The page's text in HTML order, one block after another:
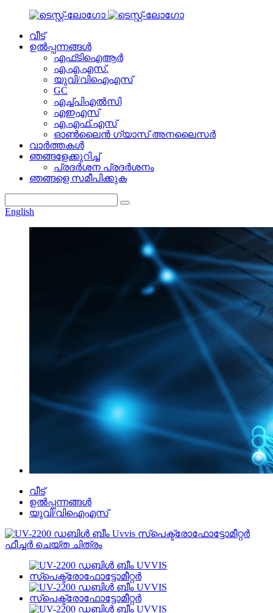
വീട്
ഉൽപ്പന്നങ്ങൾ
എഫ്‌ടി‌ഐ‌ആർ
എ.എ.എസ്.
യുവി/വിഐഎസ്
GC
എച്ച്പിഎൽസി
എഇഎസ്
എ.എഫ്.എസ്
ഓൺലൈൻ ഗ്യാസ് അനലൈസർ
വാർത്തകൾ
ഞങ്ങളേക്കുറിച്ച്
പ്രദർശന പ്രദർശനം
ഞങ്ങളെ സമീപിക്കുക
English
വീട്
ഉൽപ്പന്നങ്ങൾ
യുവി/വിഐഎസ്